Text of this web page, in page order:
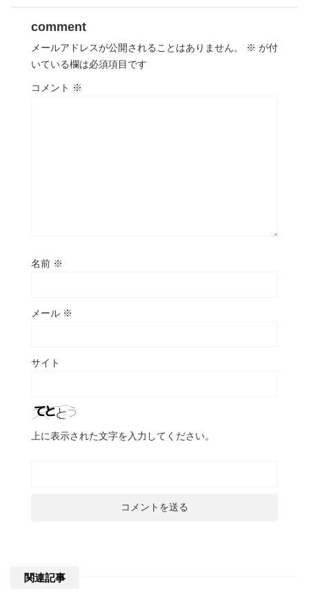
comment
メールアドレスが公開されることはありません。 ※ が付
いている欄は必須項目です
コメント ※
名前 ※
メール ※
サイト
上に表示された文字を入力してください。
関連記事